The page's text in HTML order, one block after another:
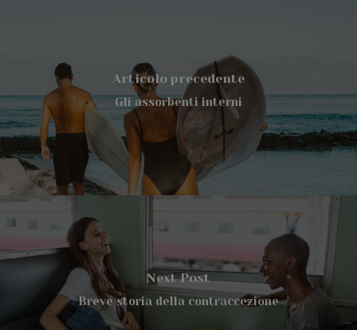
Articolo precedente
Gli assorbenti interni
Next Post
Breve storia della contraccezione